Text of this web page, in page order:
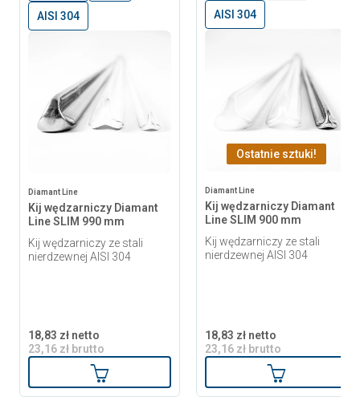
AISI 304
Diamant Line
Kij wędzarniczy Diamant
Line SLIM 990 mm
Kij wędzarniczy ze stali
nierdzewnej AISI 304
18,83 zł netto
23,16 zł brutto
Dodaj do koszyka
AISI 304
Ostatnie sztuki!
Diamant Line
Kij wędzarniczy Diamant
Line SLIM 900 mm
Kij wędzarniczy ze stali
nierdzewnej AISI 304
18,83 zł netto
23,16 zł brutto
Dodaj do